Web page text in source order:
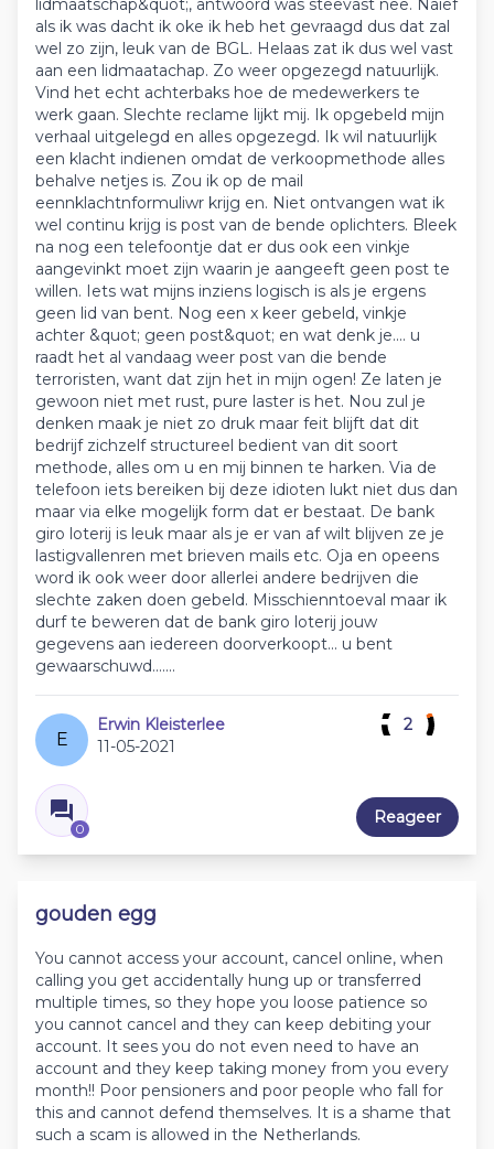
lidmaatschap&quot;, antwoord was steevast nee. Naïef
als ik was dacht ik oke ik heb het gevraagd dus dat zal
wel zo zijn, leuk van de BGL. Helaas zat ik dus wel vast
aan een lidmaatachap. Zo weer opgezegd natuurlijk.
Vind het echt achterbaks hoe de medewerkers te
werk gaan. Slechte reclame lijkt mij. Ik opgebeld mijn
verhaal uitgelegd en alles opgezegd. Ik wil natuurlijk
een klacht indienen omdat de verkoopmethode alles
behalve netjes is. Zou ik op de mail
eennklachtnformuliwr krijg en. Niet ontvangen wat ik
wel continu krijg is post van de bende oplichters. Bleek
na nog een telefoontje dat er dus ook een vinkje
aangevinkt moet zijn waarin je aangeeft geen post te
willen. Iets wat mijns inziens logisch is als je ergens
geen lid van bent. Nog een x keer gebeld, vinkje
achter &quot; geen post&quot; en wat denk je.... u
raadt het al vandaag weer post van die bende
terroristen, want dat zijn het in mijn ogen! Ze laten je
gewoon niet met rust, pure laster is het. Nou zul je
denken maak je niet zo druk maar feit blijft dat dit
bedrijf zichzelf structureel bedient van dit soort
methode, alles om u en mij binnen te harken. Via de
telefoon iets bereiken bij deze idioten lukt niet dus dan
maar via elke mogelijk form dat er bestaat. De bank
giro loterij is leuk maar als je er van af wilt blijven ze je
lastigvallenren met brieven mails etc. Oja en opeens
word ik ook weer door allerlei andere bedrijven die
slechte zaken doen gebeld. Misschienntoeval maar ik
durf te beweren dat de bank giro loterij jouw
gegevens aan iedereen doorverkoopt... u bent
gewaarschuwd.......
E
Erwin Kleisterlee
11-05-2021
0
2
Reageer
gouden egg
You cannot access your account, cancel online, when
calling you get accidentally hung up or transferred
multiple times, so they hope you loose patience so
you cannot cancel and they can keep debiting your
account. It sees you do not even need to have an
account and they keep taking money from you every
month!! Poor pensioners and poor people who fall for
this and cannot defend themselves. It is a shame that
such a scam is allowed in the Netherlands.